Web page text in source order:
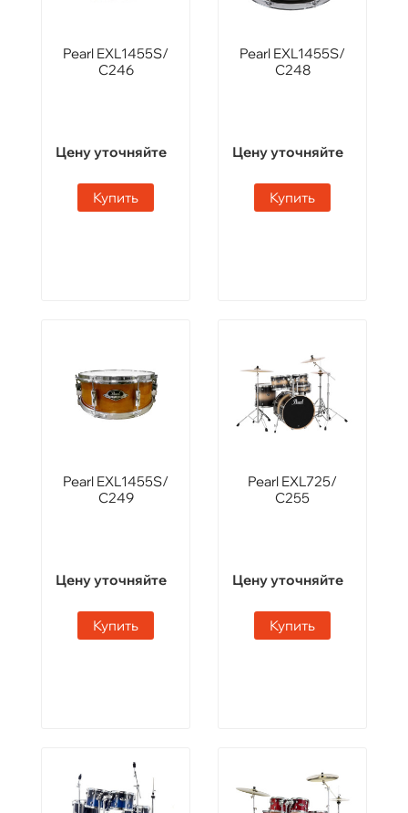
Pearl EXL1455S/
C246
Цену уточняйте
Купить
Pearl EXL1455S/
C248
Цену уточняйте
Купить
Pearl EXL1455S/
C249
Цену уточняйте
Купить
Pearl EXL725/
C255
Цену уточняйте
Купить